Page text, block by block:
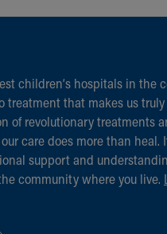
children‘s hospitals in the
treatment that makes us truly
of revolutionary treatments
care does more than heal.
support and
community where you live.